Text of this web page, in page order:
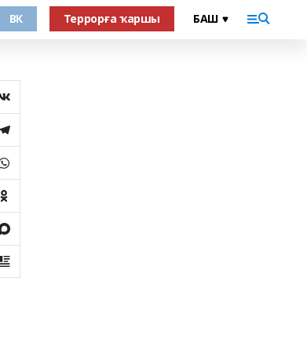
ВК Террорға ҡаршы